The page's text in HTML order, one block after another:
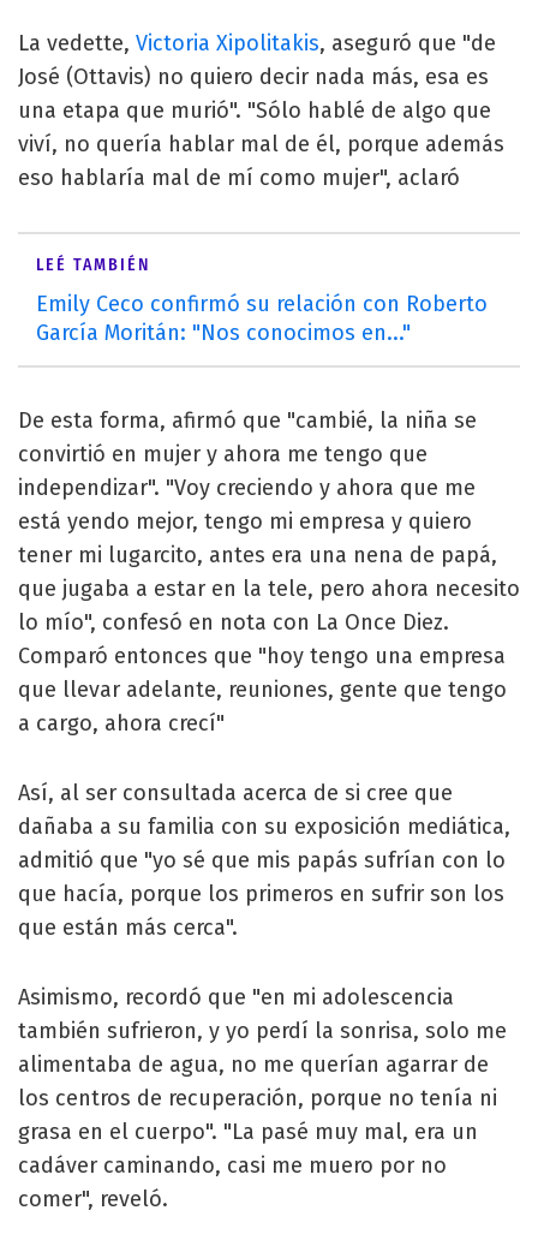
La vedette, Victoria Xipolitakis, aseguró que "de
José (Ottavis) no quiero decir nada más, esa es
una etapa que murió". "Sólo hablé de algo que
viví, no quería hablar mal de él, porque además
eso hablaría mal de mí como mujer", aclaró
LEÉ TAMBIÉN
Emily Ceco confirmó su relación con Roberto
García Moritán: "Nos conocimos en..."
De esta forma, afirmó que "cambié, la niña se
convirtió en mujer y ahora me tengo que
independizar". "Voy creciendo y ahora que me
está yendo mejor, tengo mi empresa y quiero
tener mi lugarcito, antes era una nena de papá,
que jugaba a estar en la tele, pero ahora necesito
lo mío", confesó en nota con La Once Diez.
Comparó entonces que "hoy tengo una empresa
que llevar adelante, reuniones, gente que tengo
a cargo, ahora crecí"
Así, al ser consultada acerca de si cree que
dañaba a su familia con su exposición mediática,
admitió que "yo sé que mis papás sufrían con lo
que hacía, porque los primeros en sufrir son los
que están más cerca".
Asimismo, recordó que "en mi adolescencia
también sufrieron, y yo perdí la sonrisa, solo me
alimentaba de agua, no me querían agarrar de
los centros de recuperación, porque no tenía ni
grasa en el cuerpo". "La pasé muy mal, era un
cadáver caminando, casi me muero por no
comer", reveló.